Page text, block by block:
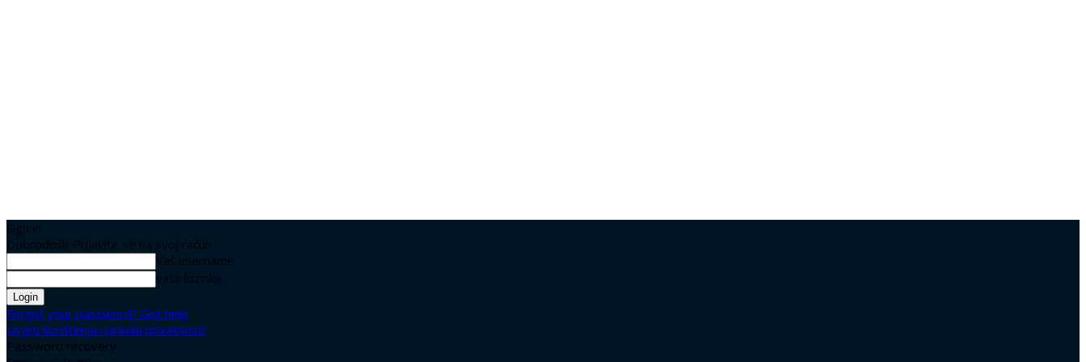
Sign in
Dobrodošli! Prijavite se na svoj račun
Vaš username
vaša lozinka
Forgot your password? Get help
Uvjeti korištenja i pravila privatnosti
Password recovery